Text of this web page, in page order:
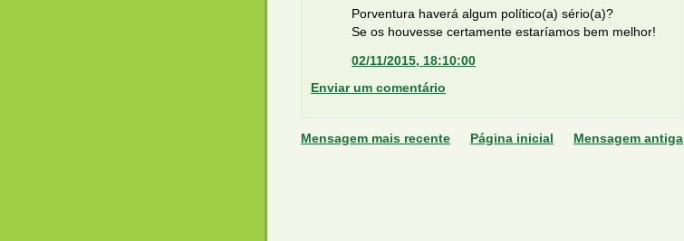
Porventura haverá algum político(a) sério(a)?
Se os houvesse certamente estaríamos bem melhor!
02/11/2015, 18:10:00
Enviar um comentário
Mensagem mais recente Mensagem antiga
Página inicial